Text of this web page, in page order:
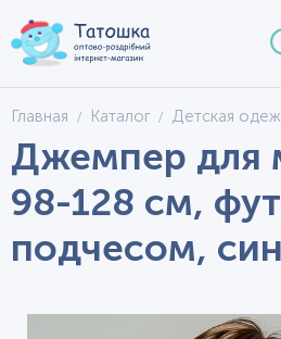
Главная Каталог Детская
Джемпер для
98-128 см,
подчесом,